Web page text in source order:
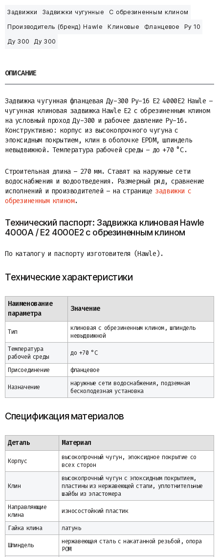
Задвижки Задвижки чугунные
С обрезиненным клином
Производитель (бренд) Hawle
Клиновые Фланцевое
Ру 10
Ду 300
Ду 300
ОПИСАНИЕ
Задвижка чугунная фланцевая Ду-300 Ру-16 E2 4000E2 Hawle –
чугунная клиновая задвижка Hawle E2 с обрезиненным клином
на условный проход Ду-300 и рабочее давление Ру-16.
Конструктивно: корпус из высокопрочного чугуна с
эпоксидным покрытием, клин в оболочке EPDM, шпиндель
невыдвижной. Температура рабочей среды – до +70 °C.
Строительная длина – 270 мм. Ставят на наружные сети
водоснабжения и водоотведения. Размерный ряд, сравнение
исполнений и производителей – на странице задвижки с
обрезиненным клином.
Технический паспорт: Задвижка клиновая Hawle
4000A / E2 4000E2 с обрезиненным клином
По каталогу и паспорту изготовителя (Hawle).
Технические характеристики
Наименование
параметра
Значение
Тип
клиновая с обрезиненным клином, шпиндель
невыдвижной
Температура
рабочей среды
до +70 °C
Присоединение фланцевое
Назначение
наружные сети водоснабжения, подземная
бесколодезная установка
Спецификация материалов
Деталь Материал
Корпус
высокопрочный чугун, эпоксидное покрытие со
всех сторон
Клин
высокопрочный чугун с эпоксидным покрытием,
пластины из нержавеющей стали, уплотнительные
шайбы из эластомера
Направляющие
клина
износостойкий пластик
Гайка клина латунь
Шпиндель
нержавеющая сталь с накатанной резьбой, опора
POM